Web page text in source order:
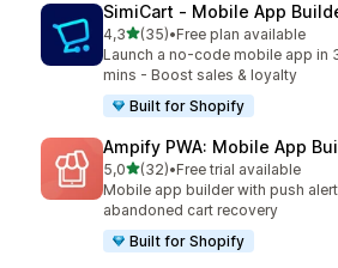
SimiCart ‑ Mobile App
4,3z 5 hvězd
(35)
Celkový počet recenzí: 35
•Free plan available
Launch a no-code mobile app in
mins - Boost sales & loyalty
Built for Shopify
Ampify PWA: Mobile App
5,0z 5 hvězd
(32)
Celkový počet recenzí: 32
•Free trial available
Mobile app builder with push
abandoned cart recovery
Built for Shopify